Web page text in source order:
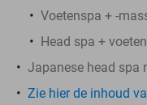
Voetenspa + -
Head spa +
Japanese head spa
Zie hier de inhoud